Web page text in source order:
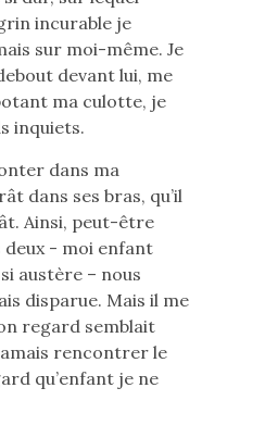
incurable je
sur moi-même. Je
devant lui, me
ma culotte, je
inquiets.
dans ma
dans ses bras, qu’il
Ainsi, peut-être
- moi enfant
austère – nous
disparue. Mais il me
regard semblait
rencontrer le
qu’enfant je ne